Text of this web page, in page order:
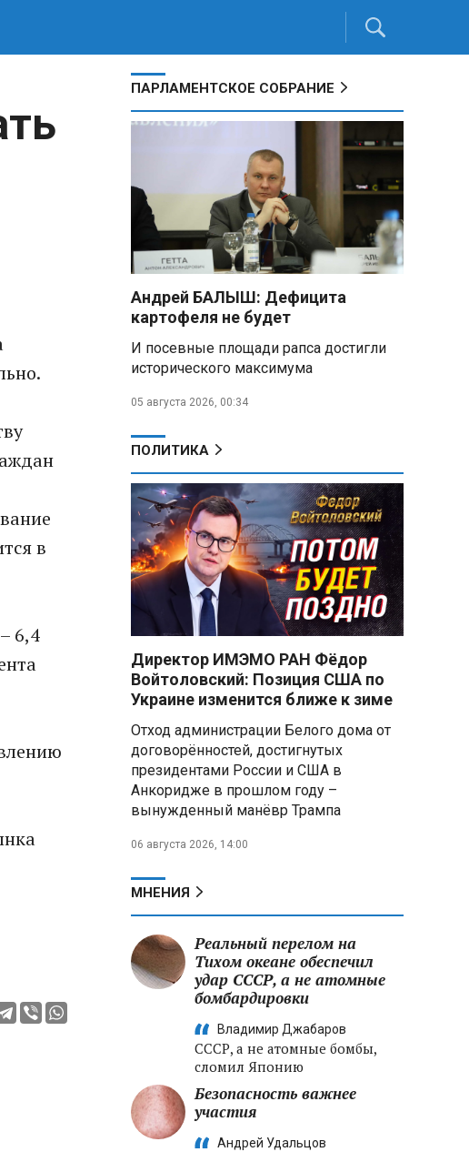
в
6,4
ПАРЛАМЕНТСКОЕ СОБРАНИЕ
Андрей БАЛЫШ: Дефицита
картофеля не будет
И посевные площади рапса достигли
исторического максимума
05 августа 2026, 00:34
ПОЛИТИКА
Директор ИМЭМО РАН Фёдор
Войтоловский: Позиция США по
Украине изменится ближе к зиме
Отход администрации Белого дома от
договорённостей, достигнутых
президентами России и США в
Анкоридже в прошлом году –
вынужденный манёвр Трампа
06 августа 2026, 14:00
МНЕНИЯ
Реальный перелом на
Тихом океане обеспечил
удар СССР, а не атомные
бомбардировки
Владимир Джабаров
СССР, а не атомные бомбы,
сломил Японию
Безопасность важнее
участия
Андрей Удальцов